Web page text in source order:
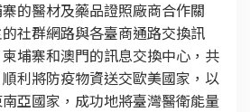
的醫材及藥品證照廠商合作關
社群網路與各臺商通路交換訊
埔寨和澳門的訊息交換中心，共
利將防疫物資送交歐美國家，以
亞國家，成功地將臺灣醫衛能量